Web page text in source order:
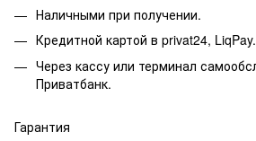
Наличными при получении.
Кредитной картой в privat24, LiqPay.
Через кассу или терминал
Приватбанк.
Гарантия